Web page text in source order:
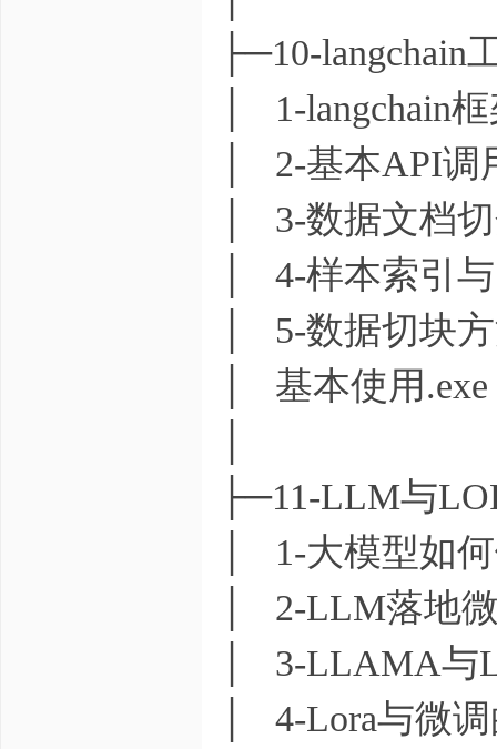
├─10-langchain
│ 1-langchain
│ 2-基本API调
│ 3-数据文档
│ 4-样本索引
│ 5-数据切块
│ 基本使用.exe
├─11-LLM与
│ 1-大模型如
│ 2-LLM落地
│ 3-LLAMA与
│ 4-Lora与微